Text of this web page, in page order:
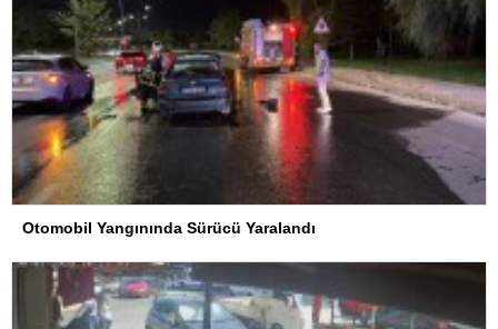
Otomobil Yangınında Sürücü Yaralandı